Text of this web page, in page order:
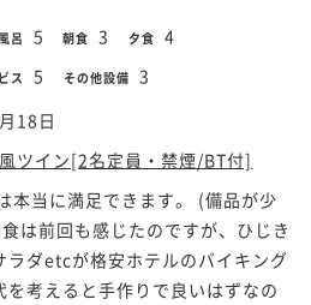
風呂 5 朝食 3 夕食 4
ス 5 その他設備 3
18日
ツイン[2名定員・禁煙/BT付]
本当に満足できます。 (備品が少
は前回も感じたのですが、ひじき
ラダetcが格安ホテルのバイキング
を考えると手作りで良いはずなの